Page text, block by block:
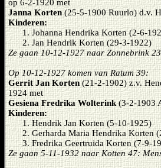
op 6-2-1920 met
Janna Korten(25-5-1900 Ruurlo) d.v.
Kinderen:
Johanna Hendrika Korten (2-6-
Jan Hendrik Korten (29-3-1922)
Ze gaan 10-12-1927 naar Zonnebrink 23
Op 10-12-1927 komen van Ratum 39:
Gerrit Jan Korten(21-2-1902) z.v.
1924 met
Gesiena Fredrika Wolterink(3-2-1903
Kinderen:
Hendrik Jan Korten (5-10-1925)
Gerharda Maria Hendrika Korten
Fredrika Geertruida Korten (7-9-
Ze gaan 5-11-1932 naar Kotten 47: